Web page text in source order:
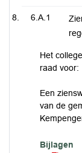
6.A.1
Het
raad voor:
Een
van de
Bijlagen